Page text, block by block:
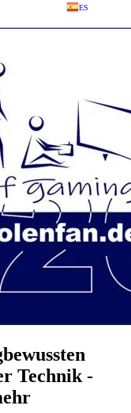
ES
Technik -